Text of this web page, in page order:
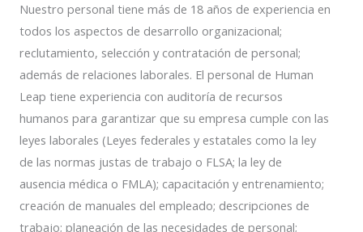
Nuestro personal tiene más de 18 años de experiencia en
todos los aspectos de desarrollo organizacional;
reclutamiento, selección y contratación de personal;
además de relaciones laborales. El personal de Human
Leap tiene experiencia con auditoría de recursos
humanos para garantizar que su empresa cumple con las
leyes laborales (Leyes federales y estatales como la ley
de las normas justas de trabajo o FLSA; la ley de
ausencia médica o FMLA); capacitación y entrenamiento;
creación de manuales del empleado; descripciones de
trabajo; planeación de las necesidades de personal;